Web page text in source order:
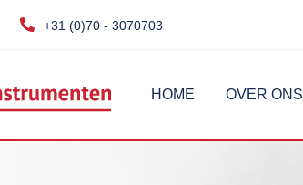
+31 (0)70 - 3070703
HOME OVER ONS